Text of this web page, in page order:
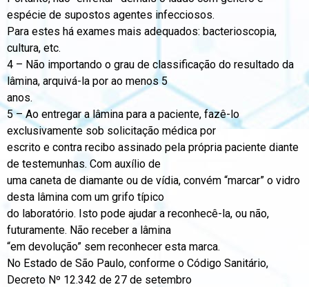
espécie de supostos agentes infecciosos.
Para estes há exames mais adequados: bacterioscopia,
cultura, etc.
4 – Não importando o grau de classificação do resultado da
lâmina, arquivá-la por ao menos 5
anos.
5 – Ao entregar a lâmina para a paciente, fazê-lo
exclusivamente sob solicitação médica por
escrito e contra recibo assinado pela própria paciente diante
de testemunhas. Com auxílio de
uma caneta de diamante ou de vídia, convém “marcar” o vidro
desta lâmina com um grifo típico
do laboratório. Isto pode ajudar a reconhecê-la, ou não,
futuramente. Não receber a lâmina
“em devolução” sem reconhecer esta marca.
No Estado de São Paulo, conforme o Código Sanitário,
Decreto Nº 12.342 de 27 de setembro